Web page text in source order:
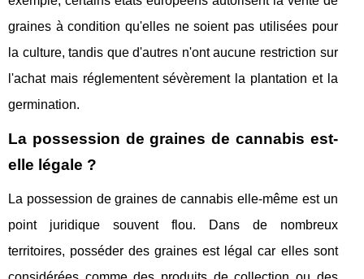
graines à condition qu'elles ne soient pas utilisées pour
la culture, tandis que d'autres n'ont aucune restriction sur
l'achat mais réglementent sévèrement la plantation et la
germination.
La possession de graines de cannabis est-
elle légale ?
La possession de graines de cannabis elle-même est un
point juridique souvent flou. Dans de nombreux
territoires, posséder des graines est légal car elles sont